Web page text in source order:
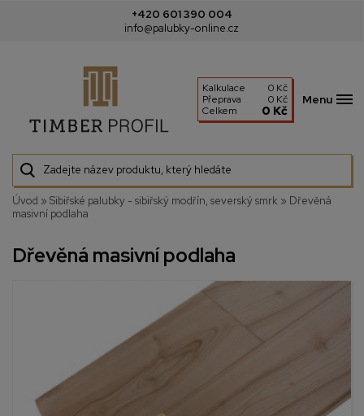
+420 601 390 004
info@palubky-online.cz
Kalkulace
0 Kč
Přeprava
0 Kč
Celkem
0 Kč
Menu
Úvod » Sibiřské palubky - sibiřský modřín, severský smrk » Dřevěná
masivní podlaha
Dřevěná masivní podlaha